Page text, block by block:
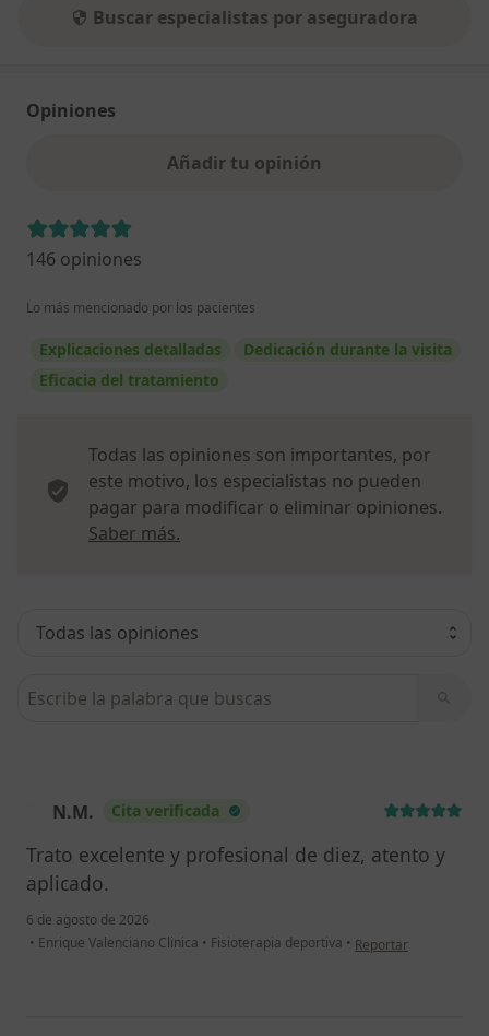
Buscar especialistas por aseguradora
Opiniones
Añadir tu opinión
146 opiniones
Lo más mencionado por los pacientes
Explicaciones detalladas
Dedicación durante la visita
Eficacia del tratamiento
Todas las opiniones son importantes, por
este motivo, los especialistas no pueden
pagar para modificar o eliminar opiniones.
Saber más.
Busca en opiniones
N.M. Cita verificada
Trato excelente y profesional de diez, atento y
aplicado.
6 de agosto de 2026
• Enrique Valenciano Clinica • Fisioterapia deportiva • en opinión del
Reportar